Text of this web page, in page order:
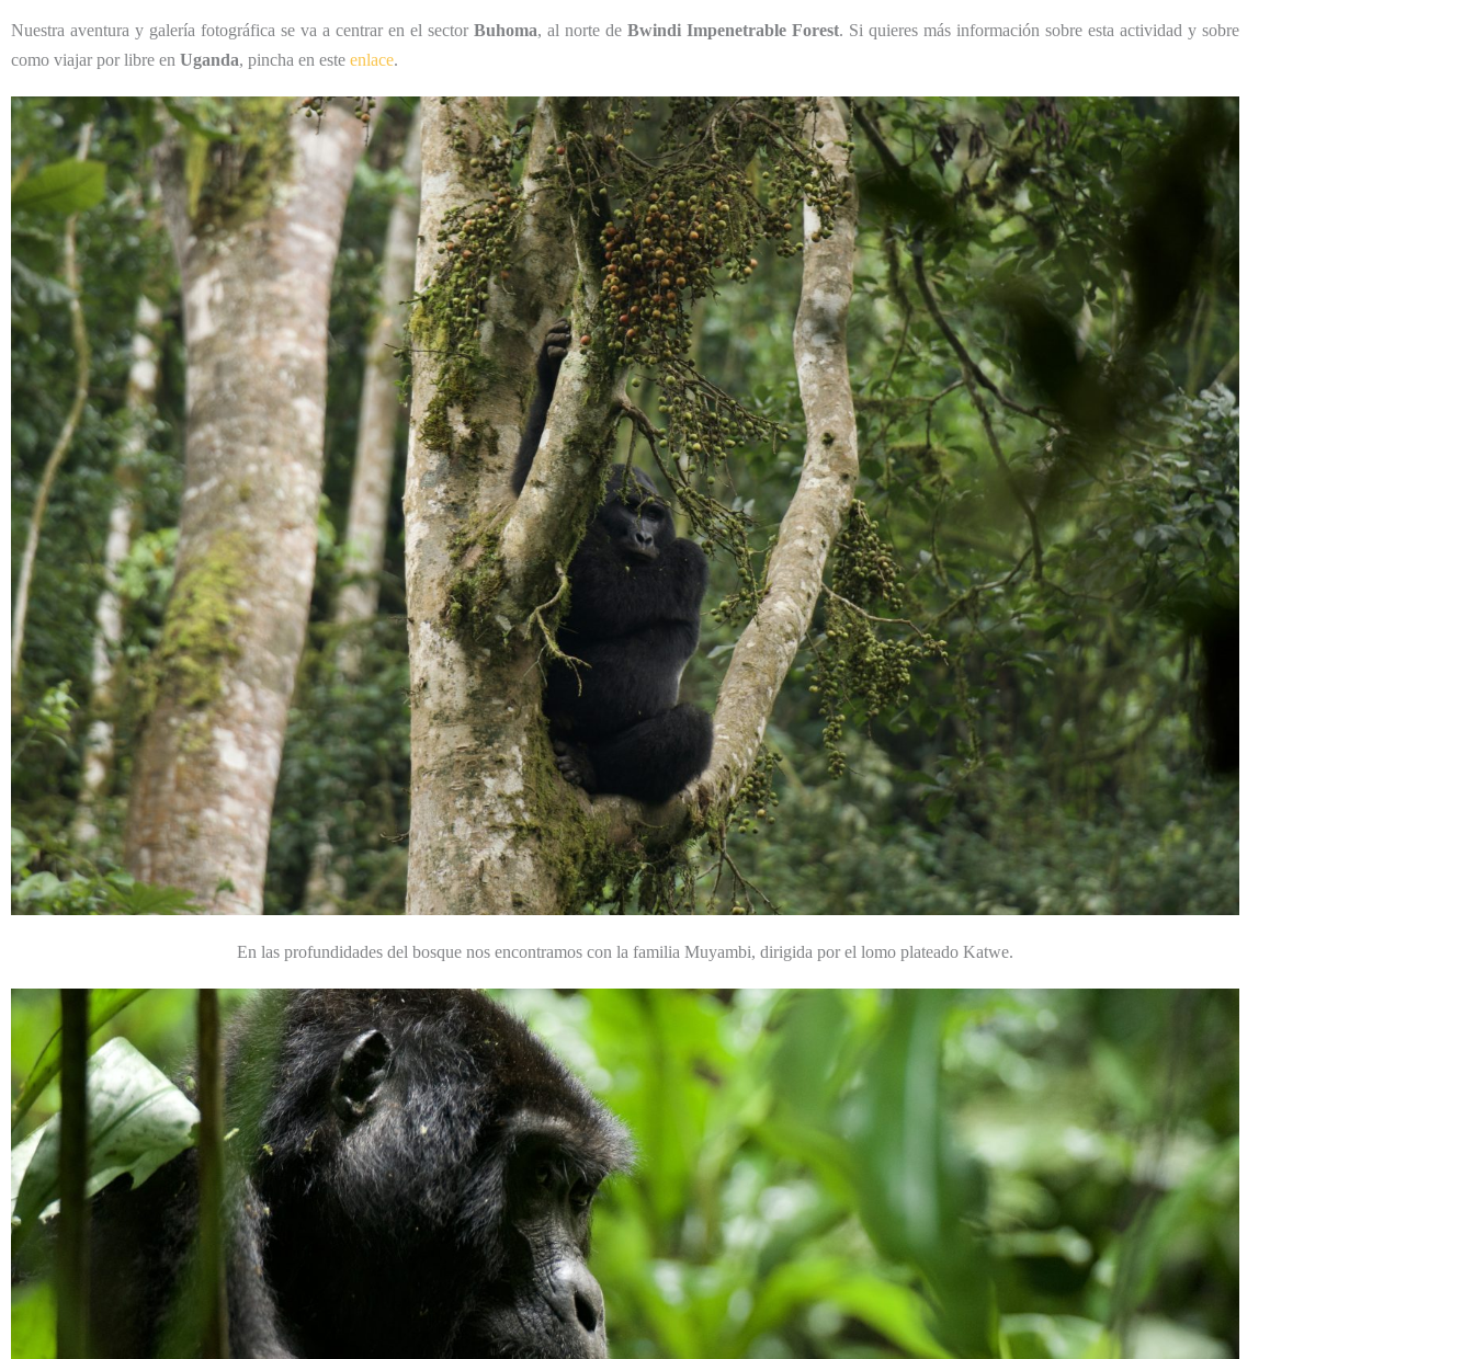
Nuestra aventura y galería fotográfica se va a centrar en el sector Buhoma, al norte de Bwindi Impenetrable Forest. Si quieres más información sobre esta actividad y sobre
como viajar por libre en Uganda, pincha en este enlace.
En las profundidades del bosque nos encontramos con la familia Muyambi, dirigida por el lomo plateado Katwe.